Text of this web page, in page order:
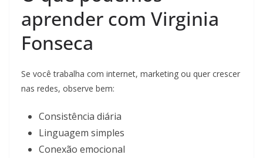
aprender com Virginia
Fonseca
Se você trabalha com internet, marketing ou quer crescer
nas redes, observe bem:
Consistência diária
Linguagem simples
Conexão emocional